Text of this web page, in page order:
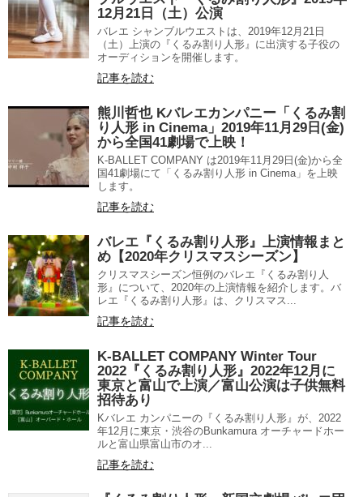
12月21日（土）公演
バレエ シャンブルウエストは、2019年12月21日
（土）上演の『くるみ割り人形』に出演する子役の
オーディションを開催します。
記事を読む
熊川哲也 Kバレエカンパニー「くるみ割
り人形 in Cinema」2019年11月29日(金)
から全国41劇場で上映！
K-BALLET COMPANY は2019年11月29日(金)から全
国41劇場にて「くるみ割り人形 in Cinema」を上映
します。
記事を読む
バレエ『くるみ割り人形』上演情報まと
め【2020年クリスマスシーズン】
クリスマスシーズン恒例のバレエ『くるみ割り人
形』について、2020年の上演情報を紹介します。バ
レエ『くるみ割り人形』は、クリスマス...
記事を読む
K-BALLET COMPANY Winter Tour
2022『くるみ割り人形』2022年12月に
東京と富山で上演／富山公演は子供無料
招待あり
Kバレエ カンパニーの『くるみ割り人形』が、2022
年12月に東京・渋谷のBunkamura オーチャードホー
ルと富山県富山市のオ...
記事を読む